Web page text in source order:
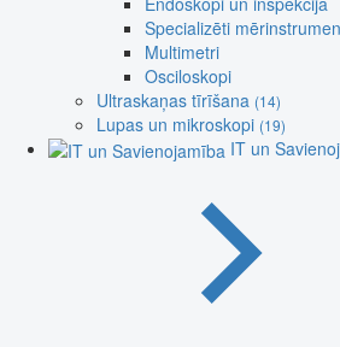
Specializēti
Multimetri
Osciloskopi
Ultraskaņas tīrīšana (14)
Lupas un mikroskopi (19)
IT un